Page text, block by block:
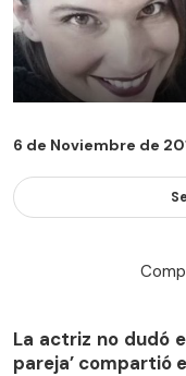
6 de Noviembre de
La actriz no dudó
pareja’ compartió